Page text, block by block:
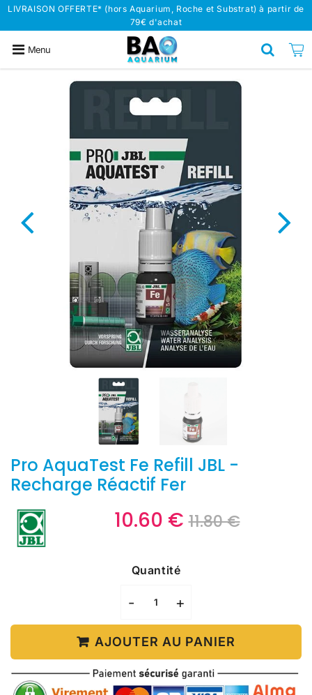
LIVRAISON OFFERTE* (hors Aquarium, Roche et Substrat) à partir de
79€ d'achat
Menu
Pro AquaTest Fe Refill JBL -
Recharge Réactif Fer
10.60 € 11.80 €Prix
11.80
Prix
10.60
Quantité
- +
AJOUTER AU PANIER